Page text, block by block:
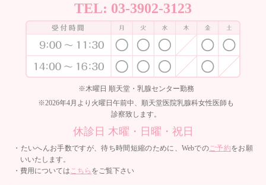
TEL: 03-3902-3123
※木曜日 順天堂・乳腺センター勤務
※2026年4月より火曜日午前中、順天堂医院乳腺科女性医師も
診察致します。
休診日 木曜・日曜・祝日
・たいへんお手数ですが、待ち時間短縮のために、Webでのご予約をお願
いいたします。
・費用についてはこちら をご覧下さい